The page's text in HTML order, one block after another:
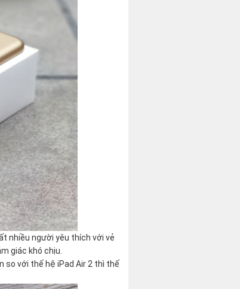
nhiều người yêu thích với vẻ
giác khó chịu.
so với thế hệ iPad Air 2 thì thế